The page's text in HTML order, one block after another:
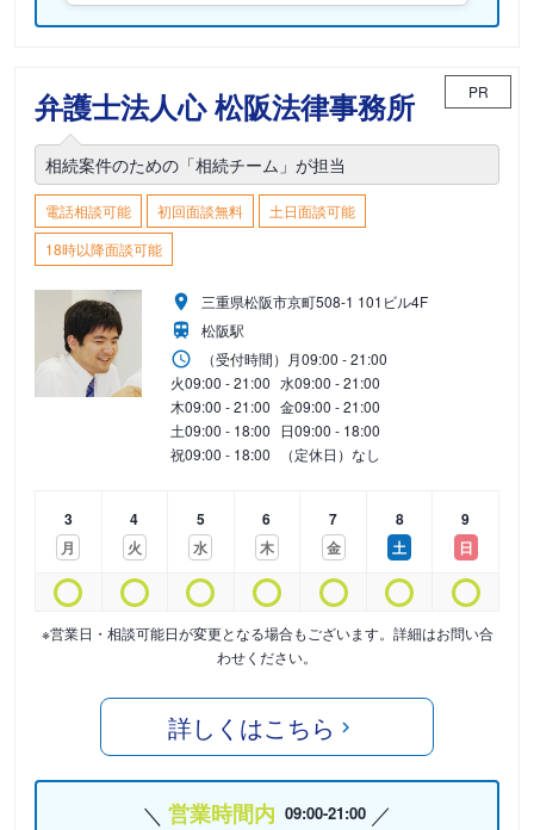
弁護士法人心 松阪法律事務所 PR
相続案件のための「相続チーム」が担当
電話相談可能 初回面談無料
土日面談可能
18時以降面談可能
三重県松阪市京町508-1 101ビル4F
松阪駅
（受付時間） 月09:00 - 21:00
火09:00 - 21:00 水09:00 - 21:00
木09:00 - 21:00 金09:00 - 21:00
土09:00 - 18:00 日09:00 - 18:00
祝09:00 - 18:00 （定休日）なし
3
月
4
火
5
水
6
木
7
金
8
土
9
日
※営業日・相談可能日が変更となる場合もございます。詳細はお問い合
わせください。
詳しくはこちら
営業時間内 09:00-21:00